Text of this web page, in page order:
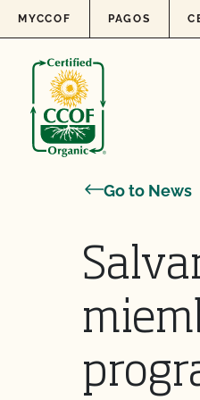
Skip to content
MYCCOF PAGOS
Go to News